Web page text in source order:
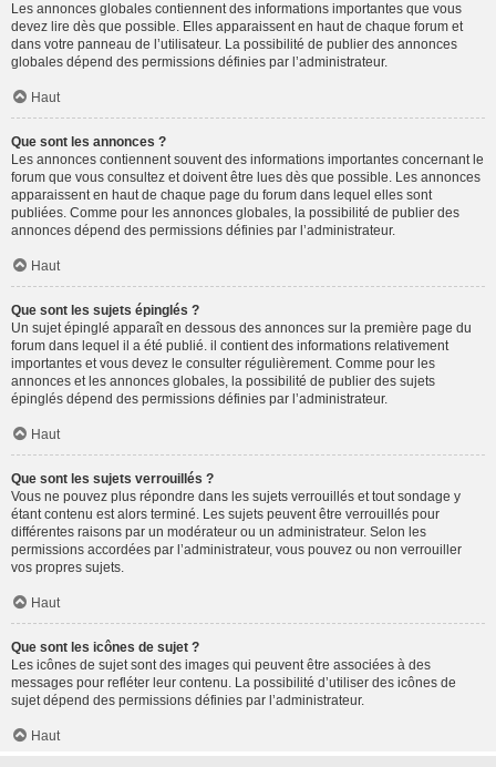
Les annonces globales contiennent des informations importantes que vous
devez lire dès que possible. Elles apparaissent en haut de chaque forum et
dans votre panneau de l’utilisateur. La possibilité de publier des annonces
globales dépend des permissions définies par l’administrateur.
Haut
Que sont les annonces ?
Les annonces contiennent souvent des informations importantes concernant le
forum que vous consultez et doivent être lues dès que possible. Les annonces
apparaissent en haut de chaque page du forum dans lequel elles sont
publiées. Comme pour les annonces globales, la possibilité de publier des
annonces dépend des permissions définies par l’administrateur.
Haut
Que sont les sujets épinglés ?
Un sujet épinglé apparaît en dessous des annonces sur la première page du
forum dans lequel il a été publié. il contient des informations relativement
importantes et vous devez le consulter régulièrement. Comme pour les
annonces et les annonces globales, la possibilité de publier des sujets
épinglés dépend des permissions définies par l’administrateur.
Haut
Que sont les sujets verrouillés ?
Vous ne pouvez plus répondre dans les sujets verrouillés et tout sondage y
étant contenu est alors terminé. Les sujets peuvent être verrouillés pour
différentes raisons par un modérateur ou un administrateur. Selon les
permissions accordées par l’administrateur, vous pouvez ou non verrouiller
vos propres sujets.
Haut
Que sont les icônes de sujet ?
Les icônes de sujet sont des images qui peuvent être associées à des
messages pour refléter leur contenu. La possibilité d’utiliser des icônes de
sujet dépend des permissions définies par l’administrateur.
Haut